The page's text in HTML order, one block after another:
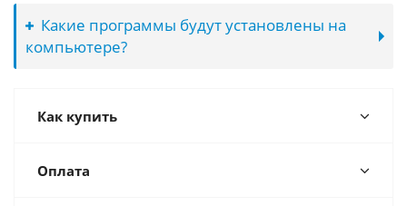
Какие программы будут установлены на
компьютере?
Как купить
Оплата